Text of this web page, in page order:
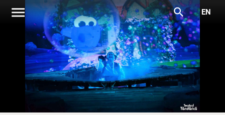
menu search EN